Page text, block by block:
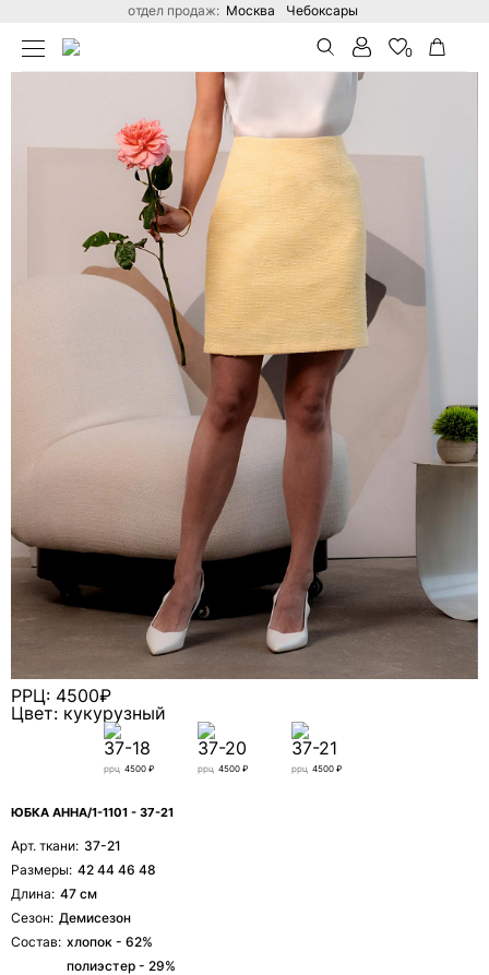
отдел продаж: Москва Чебоксары
0
В ВАШЕЙ КОРЗИНЕ ПОКА НЕТ ТОВАРОВ
Поиск по сайту
Вход Стать дилером
Вход в личный кабинет
Для действующих оптовых покупателей
ВОЙТИ
ЗАБЫЛИ ПАРОЛЬ?
ГЛАВНАЯ РАСПРОДАЖА ПРОШЛЫХ
РРЦ: 4500₽
Цвет: кукурузный
37-18
ррц 4500 ₽
37-20
ррц 4500 ₽
37-21
ррц 4500 ₽
ЮБКА АННА/1-1101 - 37-21
Арт. ткани: 37-21
Размеры: 42 44 46 48
Длина: 47 см
Сезон: Демисезон
Состав: хлопок - 62%
полиэстер - 29%